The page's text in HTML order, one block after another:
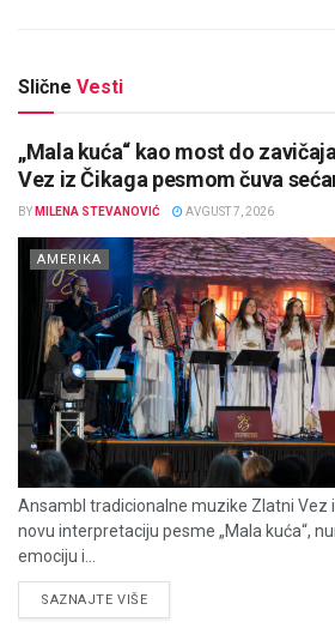
Slične Vesti
„Mala kuća“ kao most do
Vez iz Čikaga pesmom čuva
BY MILENA STEVANOVIĆ AVGUST 7, 2026
AMERIKA
Ansambl tradicionalne muzike Zlatni Vez
novu interpretaciju pesme „Mala kuća“,
emociju i...
SAZNAJTE VIŠEDETAILS